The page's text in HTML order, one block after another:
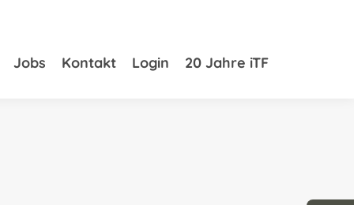
Jobs Kontakt Login 20 Jahre iTF
Jobs Kontakt Login 20 Jahre iTF